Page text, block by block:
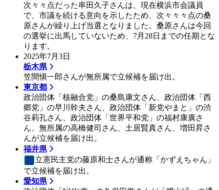
次々々点だった串田久子さんは、現在横浜市会議員
で、市議を続ける意向を示したため、次々々々点の桑
原さんが繰り上げ当選となりました。桑原さんは今回
の選挙に出馬していないため、7月28日までの任期とな
ります。
2025年7月3日
栃木県
笠間愼一郎さんが無所属で立候補を届け出。
東京都
政治団体「核融合党」の桑島康文さん、政治団体「西
郷党」の早川幹夫さん、政治団体「新党やまと」の渋
谷莉孔さん、政治団体「世界平和党」の福村康廣さ
ん、無所属の高橋健司さん、土居賢真さん、増田昇さ
んが立候補を届け出。
福井県
立憲民主党の藤原和士さんが通称「かずえちゃん」
で立候補を届け出。
愛知県